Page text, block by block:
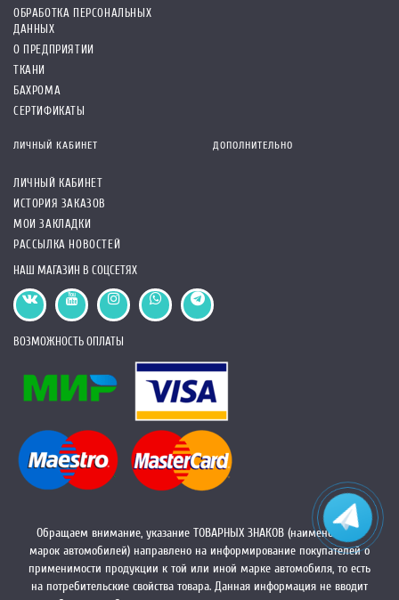
ОБРАБОТКА ПЕРСОНАЛЬНЫХ
ДАННЫХ
О ПРЕДПРИЯТИИ
ТКАНИ
БАХРОМА
СЕРТИФИКАТЫ
ЛИЧНЫЙ КАБИНЕТ
ЛИЧНЫЙ КАБИНЕТ
ИСТОРИЯ ЗАКАЗОВ
МОИ ЗАКЛАДКИ
РАССЫЛКА НОВОСТЕЙ
ДОПОЛНИТЕЛЬНО
НАШ МАГАЗИН В СОЦСЕТЯХ
ВОЗМОЖНОСТЬ ОПЛАТЫ
Обращаем внимание, указание ТОВАРНЫХ ЗНАКОВ (наименований
марок автомобилей) направлено на информирование покупателей о
применимости продукции к той или иной марке автомобиля, то есть
на потребительские свойства товара. Данная информация не вводит